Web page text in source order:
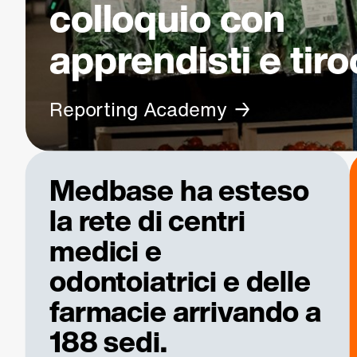
colloquio con
apprendisti e
Reporting Academy
Medbase ha esteso
la rete di centri
medici e
odontoiatrici e delle
farmacie arrivando a
188 sedi.